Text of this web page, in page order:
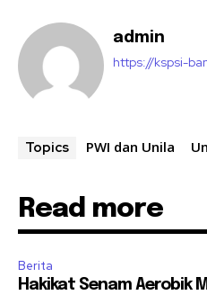
admin
https://kspsi-
Topics PWI dan Unila
Read more
Berita
Hakikat Senam Aerobik